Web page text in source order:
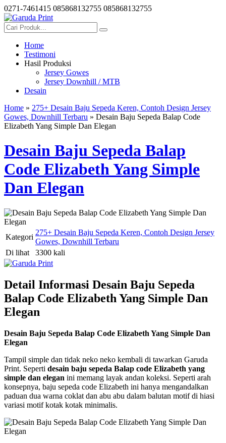
0271-7461415 085868132755 085868132755
Home
Testimoni
Hasil Produksi
Jersey Gowes
Jersey Downhill / MTB
Desain
Home » 275+ Desain Baju Sepeda Keren, Contoh Design Jersey
Gowes, Downhill Terbaru » Desain Baju Sepeda Balap Code
Elizabeth Yang Simple Dan Elegan
Desain Baju Sepeda Balap
Code Elizabeth Yang Simple
Dan Elegan
Kategori
275+ Desain Baju Sepeda Keren, Contoh Design Jersey
Gowes, Downhill Terbaru
Di lihat
3300 kali
Detail Informasi Desain Baju Sepeda
Balap Code Elizabeth Yang Simple Dan
Elegan
Desain Baju Sepeda Balap Code Elizabeth Yang Simple Dan
Elegan
Tampil simple dan tidak neko neko kembali di tawarkan Garuda
Print. Seperti desain baju sepeda Balap code Elizabeth yang
simple dan elegan ini memang layak andan koleksi. Seperti arah
konsepnya, baju sepeda code Elizabeth ini hanya mengandalkan
paduan dua warna coklat dan abu abu dalam balutan motif di hiasi
variasi motif kotak kotak minimalis.